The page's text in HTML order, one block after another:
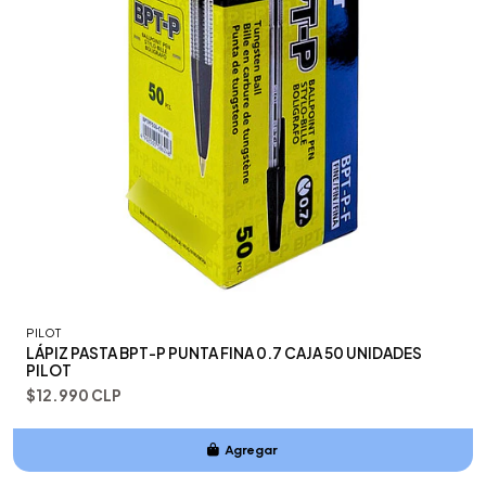
PILOT
LÁPIZ PASTA BPT-P PUNTA FINA 0.7 CAJA 50 UNIDADES
PILOT
$12.990 CLP
Agregar